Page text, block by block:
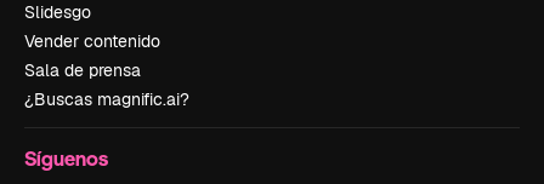
Slidesgo
Vender contenido
Sala de prensa
¿Buscas magnific.ai?
Síguenos